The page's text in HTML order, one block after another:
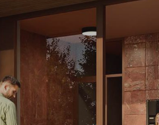
Blog: Iris verhuist
Parkeren: zo werkt het in Iris